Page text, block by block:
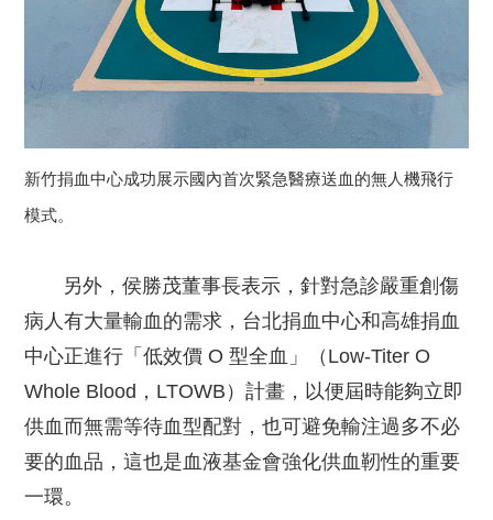
新竹捐血中心成功展示國內首次緊急醫療送血的無人機飛行
模式。
另外，侯勝茂董事長表示，針對急診嚴重創傷
病人有大量輸血的需求，台北捐血中心和高雄捐血
中心正進行「低效價 O 型全血」（Low-Titer O
Whole Blood，LTOWB）計畫，以便屆時能夠立即
供血而無需等待血型配對，也可避免輸注過多不必
要的血品，這也是血液基金會強化供血靭性的重要
一環。